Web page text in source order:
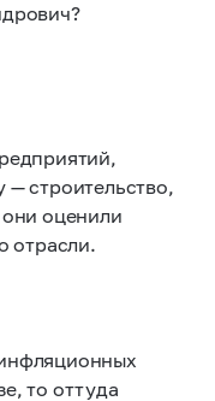
строительство,
оценили
отрасли.
то оттуда